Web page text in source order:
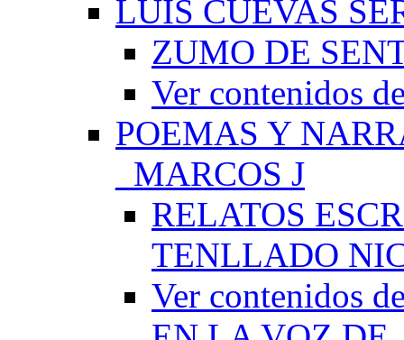
LUIS CUEVAS
ZUMO DE
Ver contenidos
POEMAS Y
_MARCOS J
RELATOS
TENLLADO
Ver contenidos